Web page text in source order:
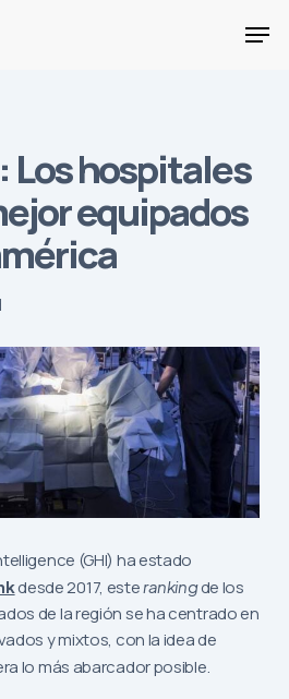
Los hospitales
equipados
(GHI) ha estado
desde 2017, esterankingde los
de la región se ha centrado en
y mixtos, con la idea de
lo más abarcador posible.